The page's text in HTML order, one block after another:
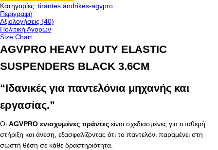
Κατηγορίες: tirantes andrikes-agvpro
Περιγραφή
Αξιολογήσεις (40)
Πολιτική Αγορών
Size Chart
AGVPRO HEAVY DUTY ELASTIC
SUSPENDERS BLACK 3.6CM
“Ιδανικές για παντελόνια μηχανής και
εργασίας.”
Οι AGVPRO ενισχυμένες τιράντες είναι σχεδιασμένες για σταθερή
στήριξη και άνεση, εξασφαλίζοντας ότι το παντελόνι παραμένει στη
σωστή θέση σε κάθε δραστηριότητα.